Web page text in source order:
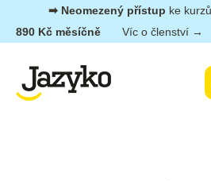
Přeskočit➡︎ Neomezený přístup ke
890 Kč měsíčně
Víc o členství →